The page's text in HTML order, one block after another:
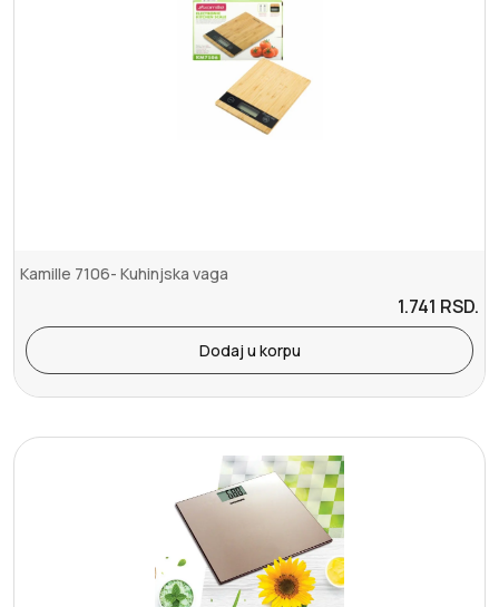
Kamille 7106- Kuhinjska vaga
1.741 RSD.
Dodaj u korpu